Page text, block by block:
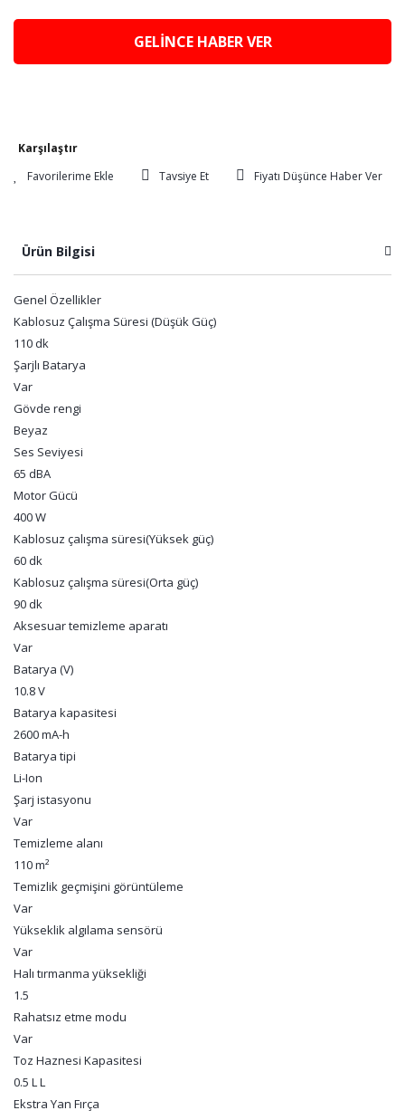
GELİNCE HABER VER
Karşılaştır
Tavsiye Et
Fiyatı Düşünce Haber Ver
Ürün Bilgisi
Genel Özellikler
Kablosuz Çalışma Süresi (Düşük Güç)
110 dk
Şarjlı Batarya
Var
Gövde rengi
Beyaz
Ses Seviyesi
65 dBA
Motor Gücü
400 W
Kablosuz çalışma süresi(Yüksek güç)
60 dk
Kablosuz çalışma süresi(Orta güç)
90 dk
Aksesuar temizleme aparatı
Var
Batarya (V)
10.8 V
Batarya kapasitesi
2600 mA-h
Batarya tipi
Li-Ion
Şarj istasyonu
Var
Temizleme alanı
110 m²
Temizlik geçmişini görüntüleme
Var
Yükseklik algılama sensörü
Var
Halı tırmanma yüksekliği
1.5
Rahatsız etme modu
Var
Toz Haznesi Kapasitesi
0.5 L L
Ekstra Yan Fırça